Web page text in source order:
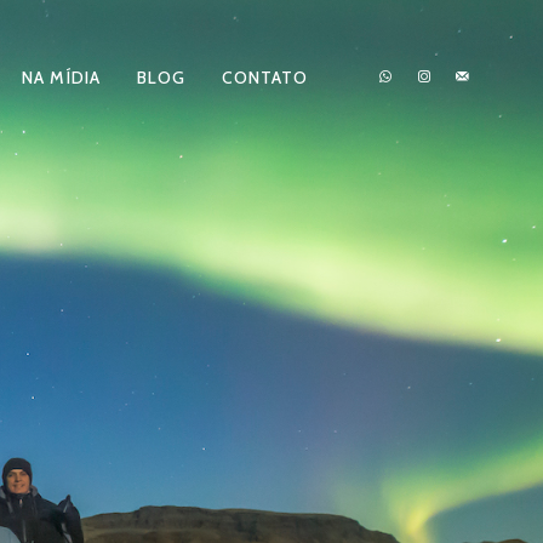
NA MÍDIA BLOG CONTATO